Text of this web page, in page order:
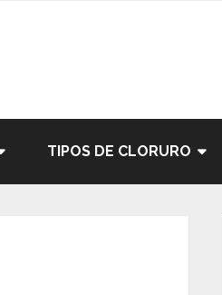
TIPOS DE CLORURO